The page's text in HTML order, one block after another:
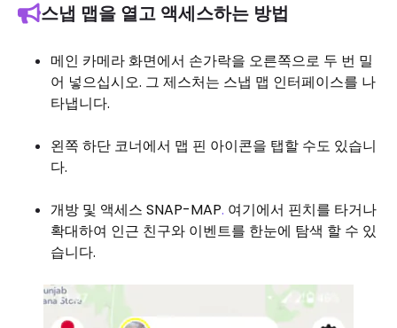
스냅 맵을 열고 액세스하는 방법
메인 카메라 화면에서 손가락을 오른쪽으로 두 번 밀
어 넣으십시오. 그 제스처는 스냅 맵 인터페이스를 나
타냅니다.
왼쪽 하단 코너에서 맵 핀 아이콘을 탭할 수도 있습니
다.
개방 및 액세스 SNAP-MAP. 여기에서 핀치를 타거나
확대하여 인근 친구와 이벤트를 한눈에 탐색 할 수 있
습니다.